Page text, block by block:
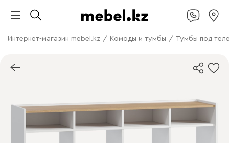
Интернет-магазин mebel.kz / Комоды и тумбы / Тумбы под